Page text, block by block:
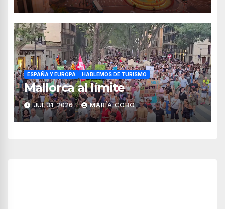
ESPAÑA Y EUROPA HABLEMOS DE TURISMO
Mallorca al límite
JUL 31, 2026 MARÍA COBO